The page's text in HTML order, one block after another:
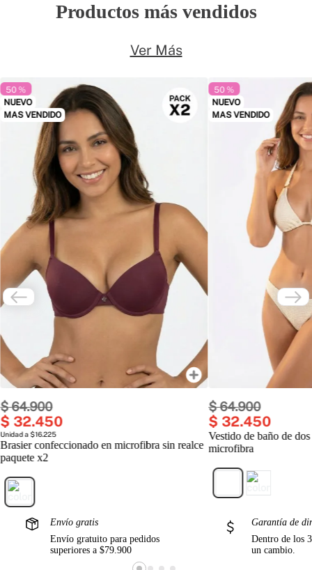
Productos más vendidos
Ver Más
50 %
NUEVO
MAS VENDIDO
$64.900
$ 32.450
Unidad a $16.225
Brasier confeccionado en microfibra sin realce
paquete x2
50 %
NUEVO
MAS VENDIDO
$64.900
$ 32.450
Vestido de baño de
microfibra
Envío gratis
Envío gratuito para pedidos
superiores a $79.900
Garantía de
Dentro de los
un cambio.